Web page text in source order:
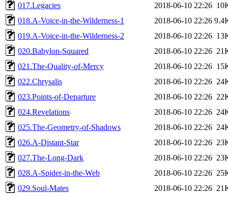
017.Legacies
2018-06-10 22:26
018.A-Voice-in-the-Wilderness-1
2018-06-10 22:26
019.A-Voice-in-the-Wilderness-2
2018-06-10 22:26
020.Babylon-Squared
2018-06-10 22:26
021.The-Quality-of-Mercy
2018-06-10 22:26
022.Chrysalis
2018-06-10 22:26
023.Points-of-Departure
2018-06-10 22:26
024.Revelations
2018-06-10 22:26
025.The-Geometry-of-Shadows
2018-06-10 22:26
026.A-Distant-Star
2018-06-10 22:26
027.The-Long-Dark
2018-06-10 22:26
028.A-Spider-in-the-Web
2018-06-10 22:26
029.Soul-Mates
2018-06-10 22:26